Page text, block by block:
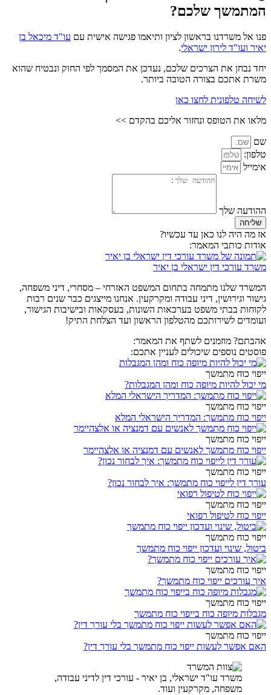
המתמשך שלכם?
פנו אל משרדנו בראשון לציון ותיאמו פגישה אישית עם עו"ד מיכאל בן
יאיר ועו"ד לירון ישראלי.
יחד נבחן את הצרכים שלכם, נעדכן את המסמך לפי החוק ונבטיח שהוא
משרת אתכם בצורה הטובה ביותר.
לשיחה טלפונית לחצו כאן
מלאו את הטופס ונחזור אליכם בהקדם >>
שם
טלפון:
אימייל
ההודעה שלך
שליחה
אז מה היה לנו כאן עד עכשיו?
אודות כותבי המאמר:
משרד עורכי דין ישראלי בן יאיר
המשרד שלנו מתמחה בתחום המשפט האזרחי – מסחרי, דיני משפחה,
גישור וגירושין, דיני עבודה ומקרקעין. אנחנו מייצגים כבר שנים רבות
לקוחות בבתי משפט בערכאות השונות, בעסקאות ובישיבות הגישור,
ועומדים לשירותכם מהטלפון הראשון ועד הצלחת התיק!
אהבתם? מוזמנים לשתף את המאמר:
פוסטים נוספים שיכולים לעניין אתכם:
ייפוי כוח מתמשך
מי יכול להיות מיופה כוח ומהן המגבלות?
ייפוי כוח מתמשך
ייפוי כוח מתמשך: המדריך הישראלי המלא
ייפוי כוח מתמשך
ייפוי כוח מתמשך לאנשים עם דמנציה או אלצהיימר
ייפוי כוח מתמשך
עורך דין לייפוי כוח מתמשך: איך לבחור נכון?
ייפוי כוח מתמשך
ייפוי כוח לטיפול רפואי
ייפוי כוח מתמשך
ביטול, שינוי ועדכון ייפוי כוח מתמשך
ייפוי כוח מתמשך
איך עורכים ייפוי כוח מתמשך?
ייפוי כוח מתמשך
מגבלות מיופה כוח בייפוי כוח מתמשך
ייפוי כוח מתמשך
האם אפשר לעשות ייפוי כוח מתמשך בלי עורך דין?
משרד עו"ד ישראלי, בן יאיר - עורכי דין לדיני עבודה,
משפחה, מקרקעין ועוד.